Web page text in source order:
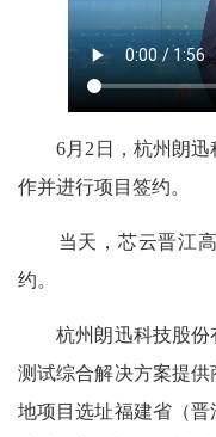
6月2日，杭州朗迅
作并进行项目签约。
当天，芯云晋江高
约。
杭州朗迅科技股份
测试综合解决方案提
地项目选址福建省（晋